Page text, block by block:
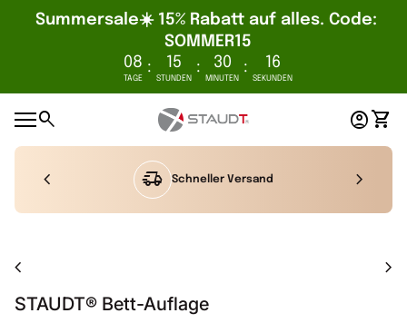
Summersale☀️ 15% Rabatt auf alles. Code:
SOMMER15
08
TAGE
: 15
STUNDEN
: 30
MINUTEN
: 16
SEKUNDEN
Mobile Navigation
search Startseite Konto
account_circleshopping_cart
delivery_truck_speed Schneller Versand
chevron_left chevron_right
chevron_left chevron_right
STAUDT® Bett-Auflage